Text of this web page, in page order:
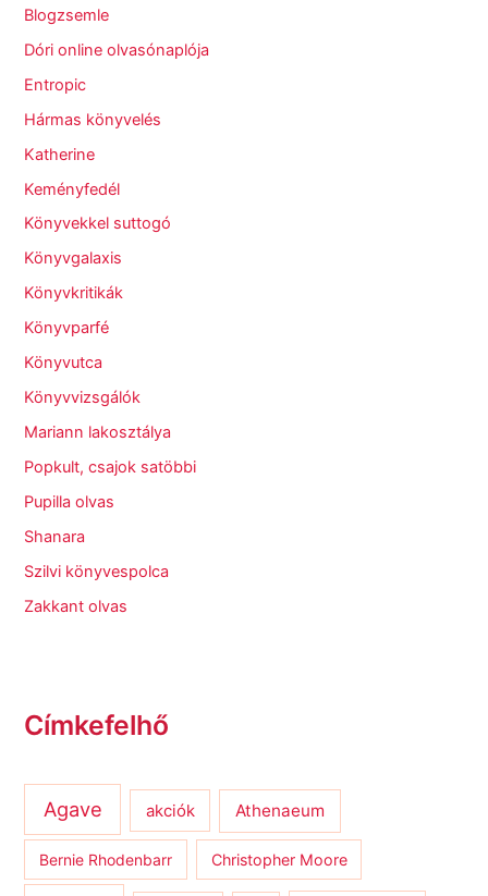
Blogzsemle
Dóri online olvasónaplója
Entropic
Hármas könyvelés
Katherine
Keményfedél
Könyvekkel suttogó
Könyvgalaxis
Könyvkritikák
Könyvparfé
Könyvutca
Könyvvizsgálók
Mariann lakosztálya
Popkult, csajok satöbbi
Pupilla olvas
Shanara
Szilvi könyvespolca
Zakkant olvas
Címkefelhő
Agave akciók Athenaeum
Bernie Rhodenbarr Christopher Moore